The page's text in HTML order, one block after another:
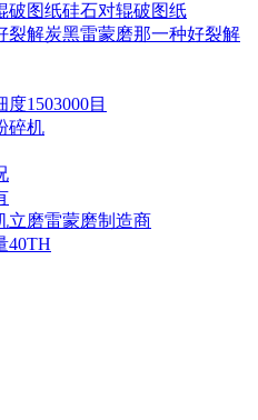
破图纸硅石对辊破图纸
裂解炭黑雷蒙磨那一种好裂解
1503000目
碎机
立磨雷蒙磨制造商
40TH